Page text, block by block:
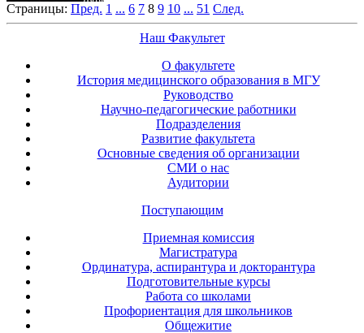
Страницы: Пред. 1 ... 6 7 8 9 10 ... 51 След.
Наш Факультет
О факультете
История медицинского образования в МГУ
Руководство
Научно-педагогические работники
Подразделения
Развитие факультета
Основные сведения об организации
СМИ о нас
Аудитории
Поступающим
Приемная комиссия
Магистратура
Ординатура, аспирантура и докторантура
Подготовительные курсы
Работа со школами
Профориентация для школьников
Общежитие